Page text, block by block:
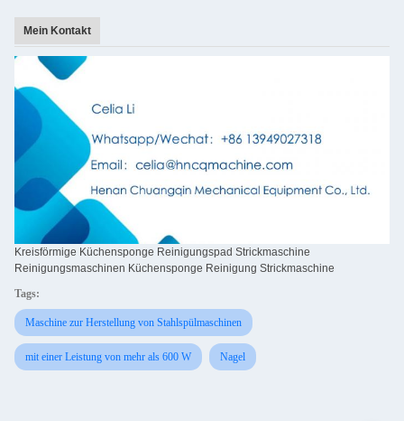
Mein Kontakt
Kreisförmige Küchensponge Reinigungspad Strickmaschine
Reinigungsmaschinen Küchensponge Reinigung Strickmaschine
Tags:
Maschine zur Herstellung von Stahlspülmaschinen
mit einer Leistung von mehr als 600 W Nagel